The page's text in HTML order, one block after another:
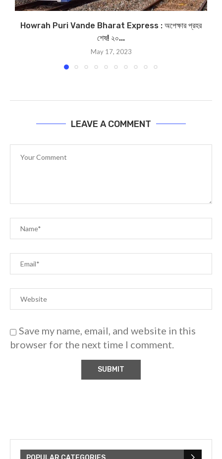
Howrah Puri Vande Bharat Express : অপেক্ষার প্রহর
শেষ! ২০...
May 17, 2023
LEAVE A COMMENT
Save my name, email, and website in this
browser for the next time I comment.